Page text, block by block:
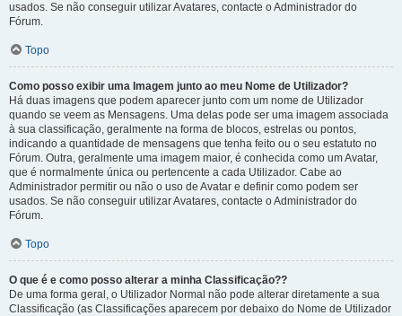
usados. Se não conseguir utilizar Avatares, contacte o Administrador do
Fórum.
Topo
Como posso exibir uma Imagem junto ao meu Nome de Utilizador?
Há duas imagens que podem aparecer junto com um nome de Utilizador
quando se veem as Mensagens. Uma delas pode ser uma imagem associada
à sua classificação, geralmente na forma de blocos, estrelas ou pontos,
indicando a quantidade de mensagens que tenha feito ou o seu estatuto no
Fórum. Outra, geralmente uma imagem maior, é conhecida como um Avatar,
que é normalmente única ou pertencente a cada Utilizador. Cabe ao
Administrador permitir ou não o uso de Avatar e definir como podem ser
usados. Se não conseguir utilizar Avatares, contacte o Administrador do
Fórum.
Topo
O que é e como posso alterar a minha Classificação??
De uma forma geral, o Utilizador Normal não pode alterar diretamente a sua
Classificação (as Classificações aparecem por debaixo do Nome de Utilizador